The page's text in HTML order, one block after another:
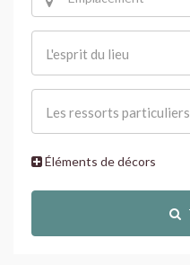
L'esprit du lieu
Les ressorts
Éléments de décors